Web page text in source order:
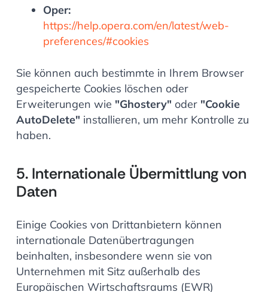
Oper:
https://help.opera.com/en/latest/web-
preferences/#cookies
Sie können auch bestimmte in Ihrem Browser
gespeicherte Cookies löschen oder
Erweiterungen wie "Ghostery" oder "Cookie
AutoDelete" installieren, um mehr Kontrolle zu
haben.
5. Internationale Übermittlung von
Daten
Einige Cookies von Drittanbietern können
internationale Datenübertragungen
beinhalten, insbesondere wenn sie von
Unternehmen mit Sitz außerhalb des
Europäischen Wirtschaftsraums (EWR)